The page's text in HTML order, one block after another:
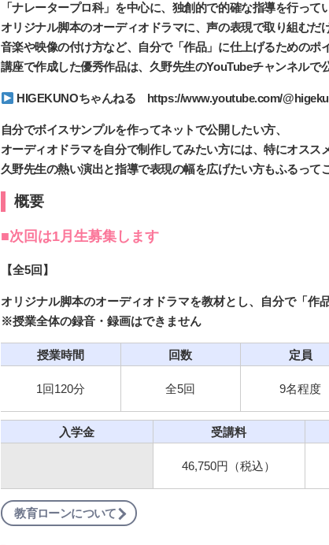
「ナレータープロ科」を中心に、独創的で的確な指導を行って
オリジナル脚本のオーディオドラマに、声の表現で取り組むだ
音楽や映像の付け方など、自分で「作品」に仕上げるためのポ
講座で作成した優秀作品は、久野先生のYouTubeチャンネルで
HIGEKUNOちゃんねる https://www.youtube.com/
自分でボイスサンプルを作ってネットで公開したい方、
オーディオドラマを自分で制作してみたい方には、特にオスス
久野先生の熱い演出と指導で表現の幅を広げたい方もふるって
概要
■次回は1月生募集します
【全5回】
オリジナル脚本のオーディオドラマを教材とし、自分で「作
※授業全体の録音・録画はできません
授業時間 回数 定員
1回120分 全5回 9名程度
入学金 受講料
46,750円（税込）
教育ローンについて